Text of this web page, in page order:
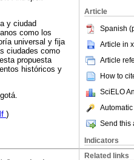
Article
Spanish
Article in
Article
How to
SciELO
Send this
Indicators
Related links
y ciudad
como los
universal y fija
ciudades como
propuesta
históricos y
)